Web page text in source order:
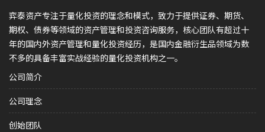
弈泰资产专注于量化投资的理念和模式，致力于提供证券、期货、
期权、债券等领域的资产管理和投资咨询服务，核心团队有超过十
年的国内外资产管理和量化投资经历，是国内金融衍生品领域为数
不多的具备丰富实战经验的量化投资机构之一。
公司简介
公司理念
创始团队